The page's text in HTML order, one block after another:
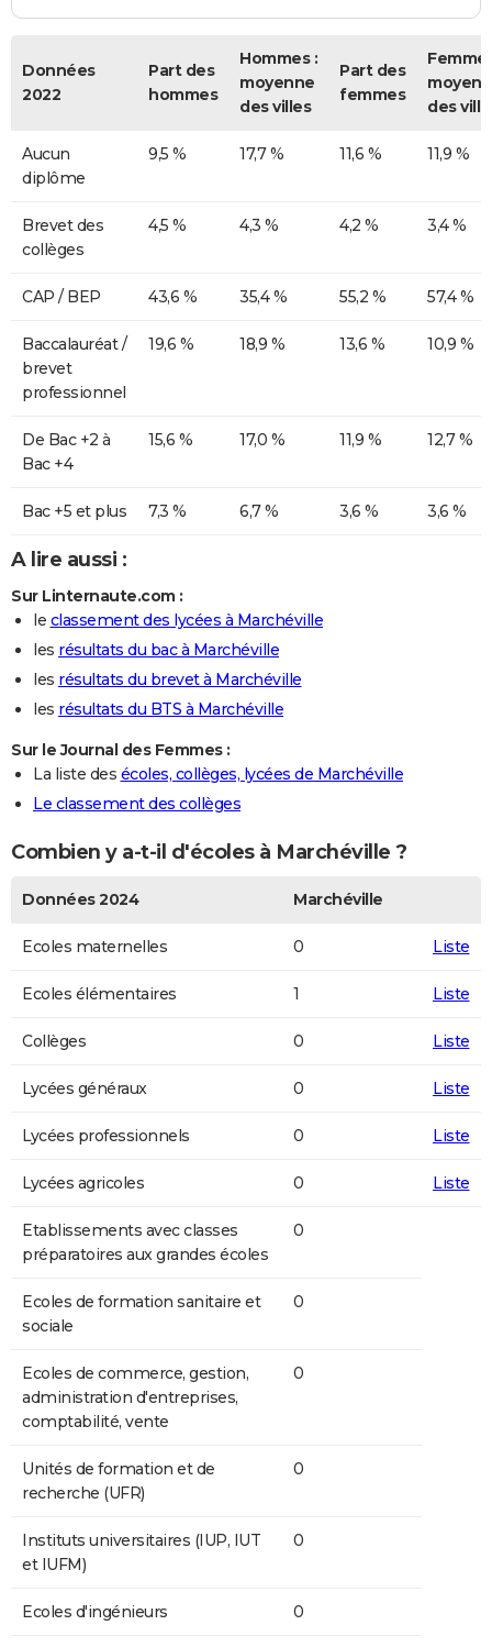
Données
2022
Part des
hommes
Hommes :
moyenne
des villes
Part des
femmes
des
Aucun
diplôme
9,5 % 17,7 % 11,6 % 11,9 %
Brevet des
collèges
4,5 % 4,3 % 4,2 % 3,4 %
CAP / BEP 43,6 % 35,4 % 55,2 % 57,4 %
Baccalauréat /
brevet
professionnel
19,6 % 18,9 % 13,6 % 10,9 %
De Bac +2 à
Bac +4
15,6 % 17,0 % 11,9 % 12,7 %
Bac +5 et plus 7,3 % 6,7 % 3,6 % 3,6 %
A lire aussi :
Sur Linternaute.com :
le classement des lycées à Marchéville
les résultats du bac à Marchéville
les résultats du brevet à Marchéville
les résultats du BTS à Marchéville
Sur le Journal des Femmes :
La liste des écoles, collèges, lycées de Marchéville
Le classement des collèges
Combien y a-t-il d'écoles à Marchéville ?
Données 2024 Marchéville
Ecoles maternelles 0 Liste
Ecoles élémentaires 1 Liste
Collèges 0 Liste
Lycées généraux 0 Liste
Lycées professionnels 0 Liste
Lycées agricoles 0 Liste
Etablissements avec classes
préparatoires aux grandes écoles
0
Ecoles de formation sanitaire et
sociale
0
Ecoles de commerce, gestion,
administration d'entreprises,
comptabilité, vente
0
Unités de formation et de
recherche (UFR)
0
Instituts universitaires (IUP, IUT
et IUFM)
0
Ecoles d'ingénieurs 0